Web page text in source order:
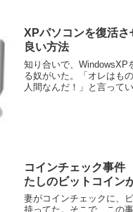
XPパソコンを復活さ
良い方法
知り合いで、WindowsXP
る奴がいた。「オレはも
人間なんだ！」と言って
コインチェック事
たしのビットコイン
妻がコインチェックに、
持ってた。そこで、この